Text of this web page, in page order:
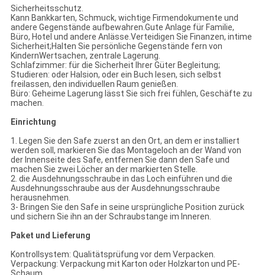
Sicherheitsschutz.
Kann Bankkarten, Schmuck, wichtige Firmendokumente und
andere Gegenstände aufbewahren.Gute Anlage für Familie,
Büro, Hotel und andere Anlässe.Verteidigen Sie Finanzen, intime
Sicherheit;Halten Sie persönliche Gegenstände fern von
KindernWertsachen, zentrale Lagerung.
Schlafzimmer: für die Sicherheit Ihrer Güter Begleitung;
Studieren: oder Halsion, oder ein Buch lesen, sich selbst
freilassen, den individuellen Raum genießen.
Büro: Geheime Lagerung lässt Sie sich frei fühlen, Geschäfte zu
machen.
Einrichtung
1. Legen Sie den Safe zuerst an den Ort, an dem er installiert
werden soll, markieren Sie das Montageloch an der Wand von
der Innenseite des Safe, entfernen Sie dann den Safe und
machen Sie zwei Löcher an der markierten Stelle.
2. die Ausdehnungsschraube in das Loch einführen und die
Ausdehnungsschraube aus der Ausdehnungsschraube
herausnehmen.
3- Bringen Sie den Safe in seine ursprüngliche Position zurück
und sichern Sie ihn an der Schraubstange im Inneren.
Paket und Lieferung
Kontrollsystem: Qualitätsprüfung vor dem Verpacken.
Verpackung: Verpackung mit Karton oder Holzkarton und PE-